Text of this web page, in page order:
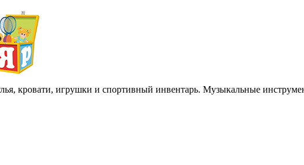
кровати, игрушки и спортивный инвентарь. Музыкальные